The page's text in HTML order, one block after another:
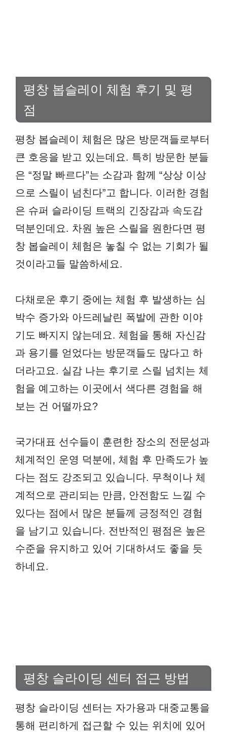
평창 봅슬레이 체험 후기 및 평
점
평창 봅슬레이 체험은 많은 방문객들로부터
큰 호응을 받고 있는데요. 특히 방문한 분들
은 “정말 빠르다”는 소감과 함께 “상상 이상
으로 스릴이 넘친다”고 합니다. 이러한 경험
은 슈퍼 슬라이딩 트랙의 긴장감과 속도감
덕분인데요. 차원 높은 스릴을 원한다면 평
창 봅슬레이 체험은 놓칠 수 없는 기회가 될
것이라고들 말씀하세요.
다채로운 후기 중에는 체험 후 발생하는 심
박수 증가와 아드레날린 폭발에 관한 이야
기도 빠지지 않는데요. 체험을 통해 자신감
과 용기를 얻었다는 방문객들도 많다고 하
더라고요. 실감 나는 후기로 스릴 넘치는 체
험을 예고하는 이곳에서 색다른 경험을 해
보는 건 어떨까요?
국가대표 선수들이 훈련한 장소의 전문성과
체계적인 운영 덕분에, 체험 후 만족도가 높
다는 점도 강조되고 있습니다. 무척이나 체
계적으로 관리되는 만큼, 안전함도 느낄 수
있다는 점에서 많은 분들께 긍정적인 경험
을 남기고 있습니다. 전반적인 평점은 높은
수준을 유지하고 있어 기대하셔도 좋을 듯
하네요.
평창 슬라이딩 센터 접근 방법
평창 슬라이딩 센터는 자가용과 대중교통을
통해 편리하게 접근할 수 있는 위치에 있어